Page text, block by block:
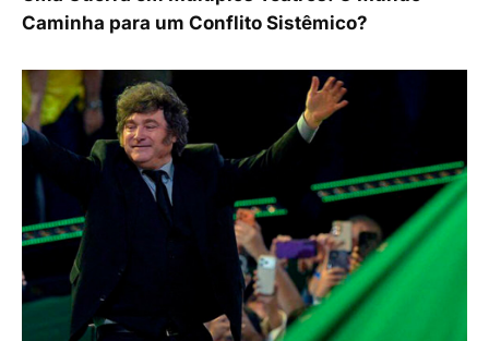
Caminha para um Conflito Sistêmico?